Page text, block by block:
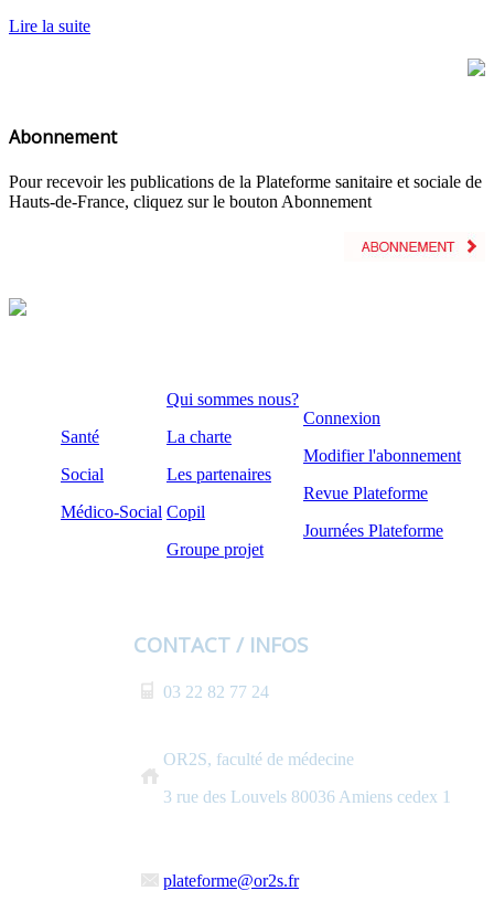
Lire la suite
Abonnement
Pour recevoir les publications de la Plateforme sanitaire et sociale de
Hauts-de-France, cliquez sur le bouton Abonnement
Santé
Social
Médico-Social
Qui sommes nous?
La charte
Les partenaires
Copil
Groupe projet
Connexion
Modifier l'abonnement
Revue Plateforme
Journées Plateforme
CONTACT / INFOS
03 22 82 77 24
OR2S, faculté de médecine
3 rue des Louvels 80036 Amiens cedex 1
plateforme@or2s.fr